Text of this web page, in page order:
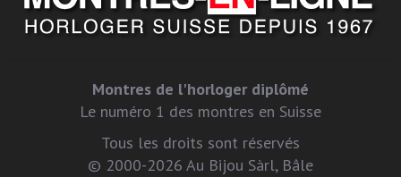
Montres de l'horloger diplômé
Le numéro 1 des montres en Suisse
Tous les droits sont réservés
© 2000-2026 Au Bijou Sàrl, Bâle